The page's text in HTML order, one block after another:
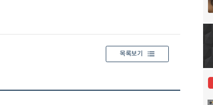
목록보기